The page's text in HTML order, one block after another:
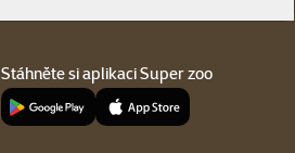
Stáhněte si aplikaci Super zoo